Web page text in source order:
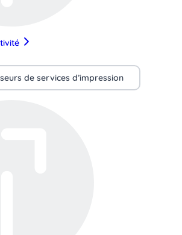
de services d’impression